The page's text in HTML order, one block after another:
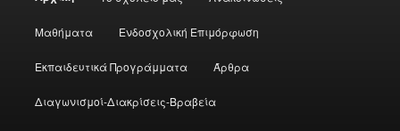
Μαθήματα Ενδοσχολική Επιμόρφωση
Εκπαιδευτικά Προγράμματα Άρθρα
Διαγωνισμοί-Διακρίσεις-Βραβεία